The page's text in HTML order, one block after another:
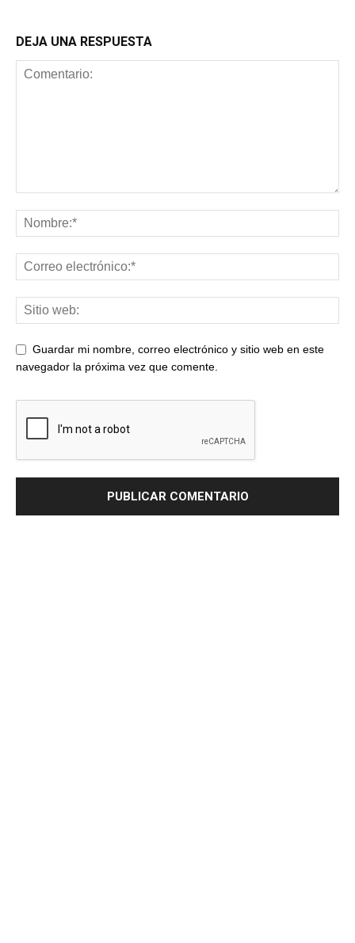
DEJA UNA RESPUESTA
Guardar mi nombre, correo electrónico y sitio web en este
navegador la próxima vez que comente.